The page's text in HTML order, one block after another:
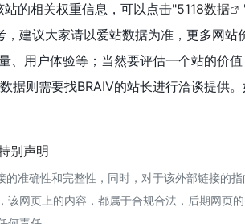
的相关权重信息，可以点击"5118数据
，建议大家请以爱站数据为准，更多网站
、用户体验等；当然要评估一个站的价
据则需要找BRAIV的站长进行洽谈提供
别声明
准确性和完整性，同时，对于该外部链接的
网页上的内容，都属于合规合法，后期网页